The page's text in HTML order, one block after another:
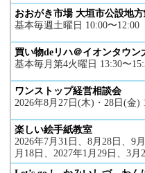
おおがき市場 大垣市公設地
基本毎週土曜日 10:00〜12:00
買い物deリハ＠イオンタウン
基本毎月第4火曜日 13:30〜
ワンストップ経営相談会
2026年8月27日(木)・28日(金)
楽しい絵手紙教室
2026年7月31日、8月28日、9
月18日、2027年1月29日、3